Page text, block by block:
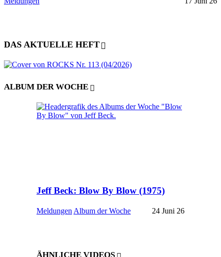
DAS AKTUELLE HEFT
ALBUM DER WOCHE
Jeff Beck: Blow By Blow (1975)
Meldungen Album der Woche 24 Juni 26
ÄHNLICHE VIDEOS